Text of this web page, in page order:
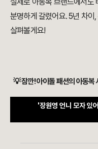
분명하게 갈렸어요. 5년 차이
살펴볼게요!
💡 잠깐! 아이돌 패션의 아동복
'장원영 언니 모자 있